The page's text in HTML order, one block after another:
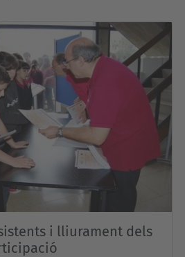
i lliurament dels